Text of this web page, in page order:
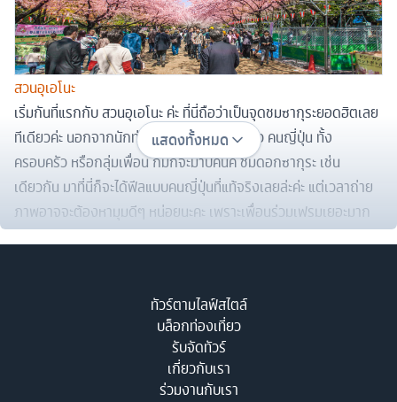
สวนอุเอโนะ
เริ่มกันที่แรกกับ สวนอุเอโนะ ค่ะ ที่นี่ถือว่าเป็นจุดชมซากุระยอดฮิตเลย
ทีเดียวค่ะ นอกจากนักท่องเที่ยวอย่างเราๆ แล้ว คนญี่ปุ่น ทั้ง
ครอบครัว หรือกลุ่มเพื่อน ก็มักจะมาปิคนิค ชมดอกซากุระ เช่น
เดียวกัน มาที่นี่ก็จะได้ฟีลแบบคนญี่ปุ่นที่แท้จริงเลยล่ะค่ะ แต่เวลาถ่าย
ภาพอาจจะต้องหามุมดีๆ หน่อยนะคะ เพราะเพื่อนร่วมเฟรมเยอะมาก
เลยล่ะ
แสดงทั้งหมด
ทัวร์ตามไลฟ์สไตล์
บล็อกท่องเที่ยว
รับจัดทัวร์
เกี่ยวกับเรา
ร่วมงานกับเรา